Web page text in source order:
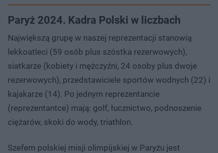
Paryż 2024. Kadra Polski w liczbach
Największą grupę w naszej reprezentacji stanowią
lekkoatleci (59 osób plus szóstka rezerwowych),
siatkarze (kobiety i mężczyźni, 24 osoby plus dwoje
rezerwowych), przedstawiciele sportów wodnych (22) i
kajakarze (14). Po jednym reprezentancie
(reprezentantce) mają: golf, łucznictwo, podnoszenie
ciężarów, skoki do wody, triathlon.
Szefem polskiej misji olimpijskiej w Paryżu jest